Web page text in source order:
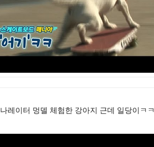
나레이터 멍델 체험한 강아지 근데 일당이ㅋㅋ